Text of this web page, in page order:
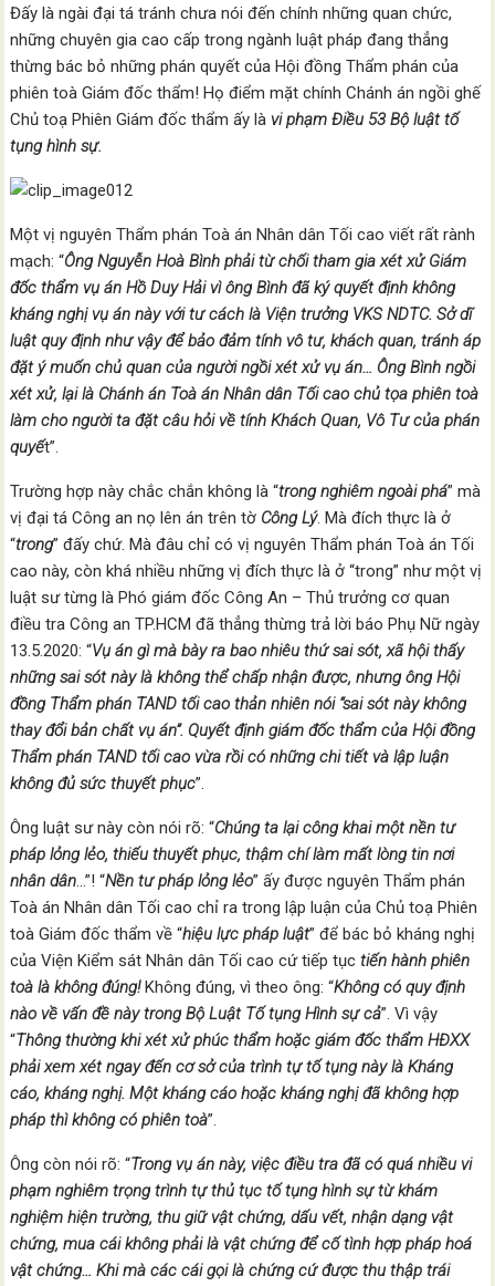
Đấy là ngài đại tá tránh chưa nói đến chính những quan chức,
những chuyên gia cao cấp trong ngành luật pháp đang thẳng
thừng bác bỏ những phán quyết của Hội đồng Thẩm phán của
phiên toà Giám đốc thẩm! Họ điểm mặt chính Chánh án ngồi ghế
Chủ toạ Phiên Giám đốc thẩm ấy làvi phạmĐiều 53 Bộ luật tố
tụng hình sự.
Một vị nguyên Thẩm phán Toà án Nhân dân Tối cao viết rất rành
mạch: “Ông Nguyễn Hoà Bình phải từ chối tham gia xét xử Giám
đốc thẩm vụ án Hồ Duy Hải vì ông Bình đã ký quyết định không
kháng nghị vụ án này với tư cách là Viện trưởng VKS NDTC. Sở dĩ
luật quy định như vậy để bảo đảm tính vô tư, khách quan, tránh áp
đặt ý muốn chủ quan của người ngồi xét xử vụ án… Ông Bình ngồi
xét xử, lại là Chánh án Toà án Nhân dân Tối cao chủ tọa phiên toà
làm cho người ta đặt câu hỏi về tính Khách Quan, Vô Tư của phán
quyết”.
Trường hợp này chắc chắn không là “trong nghiêm ngoài phá” mà
vị đại tá Công an nọ lên án trên tờ Công Lý. Mà đích thực là ở
“trong” đấy chứ. Mà đâu chỉ có vị nguyên Thẩm phán Toà án Tối
cao này, còn khá nhiều những vị đích thực là ở “trong” như một vị
luật sư từng là Phó giám đốc Công An – Thủ trưởng cơ quan
điều tra Công an TP.HCM đã thẳng thừng trả lời báo Phụ Nữ ngày
13.5.2020: “Vụ án gì mà bày ra bao nhiêu thứ sai sót, xã hội thấy
những sai sót này là không thể chấp nhận được, nhưng ông Hội
đồng Thẩm phán TAND tối cao thản nhiên nói “sai sót này không
thay đổi bản chất vụ án”. Quyết định giám đốc thẩm của Hội đồng
Thẩm phán TAND tối cao vừa rồi có những chi tiết và lập luận
không đủ sức thuyết phục”.
Ông luật sư này còn nói rõ: “Chúng ta lại công khai một nền tư
pháp lỏng lẻo, thiếu thuyết phục, thậm chí làm mất lòng tin nơi
nhân dân…”! “Nền tư pháp lỏng lẻo” ấy được nguyên Thẩm phán
Toà án Nhân dân Tối cao chỉ ra trong lập luận của Chủ toạ Phiên
toà Giám đốc thẩm về “hiệu lực pháp luật” để bác bỏ kháng nghị
của Viện Kiểm sát Nhân dân Tối cao cứ tiếp tụctiến hành phiên
toà là không đúng!Không đúng, vì theo ông: “Không có quy định
nào về vấn đề này trong Bộ Luật Tố tụng Hình sự cả”. Vì vậy
“Thông thường khi xét xử phúc thẩm hoặc giám đốc thẩm HĐXX
phải xem xét ngay đến cơ sở của trình tự tố tụng này là Kháng
cáo, kháng nghị. Một kháng cáo hoặc kháng nghị đã không hợp
pháp thì không có phiên toà”.
Ông còn nói rõ: “Trong vụ án này, việc điều tra đã có quá nhiều vi
phạm nghiêm trọng trình tự thủ tục tố tụng hình sự từ khám
nghiệm hiện trường, thu giữ vật chứng, dấu vết, nhận dạng vật
chứng, mua cái không phải là vật chứng để cố tình hợp pháp hoá
vật chứng… Khi mà các cái gọi là chứng cứ được thu thập trái